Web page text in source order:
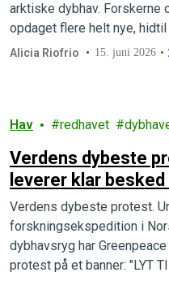
arktiske dybhav. Forskerne
opdaget flere helt nye, hidtil
Alicia Riofrio 15. juni 2026
Hav redhavet
Verdens dybeste
leverer klar
dybhavsbund
Verdens dybeste protest.
forskningsekspedition i
dybhavsryg har
protest på et banner: "LYT